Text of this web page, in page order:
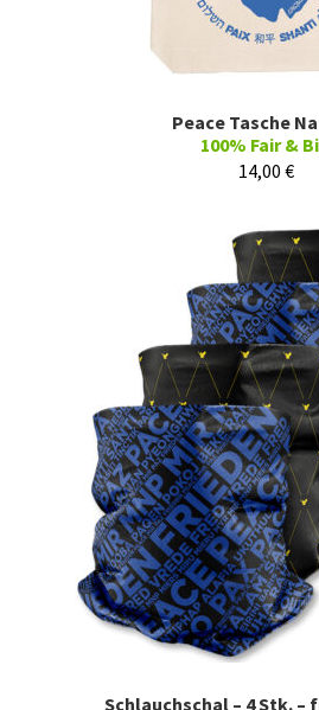
Peace Tasche
100% Fair &
14,00 €
Schlauchschal – 4 Stk. –